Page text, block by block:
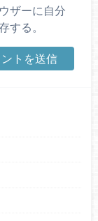
ザーに自分
する。